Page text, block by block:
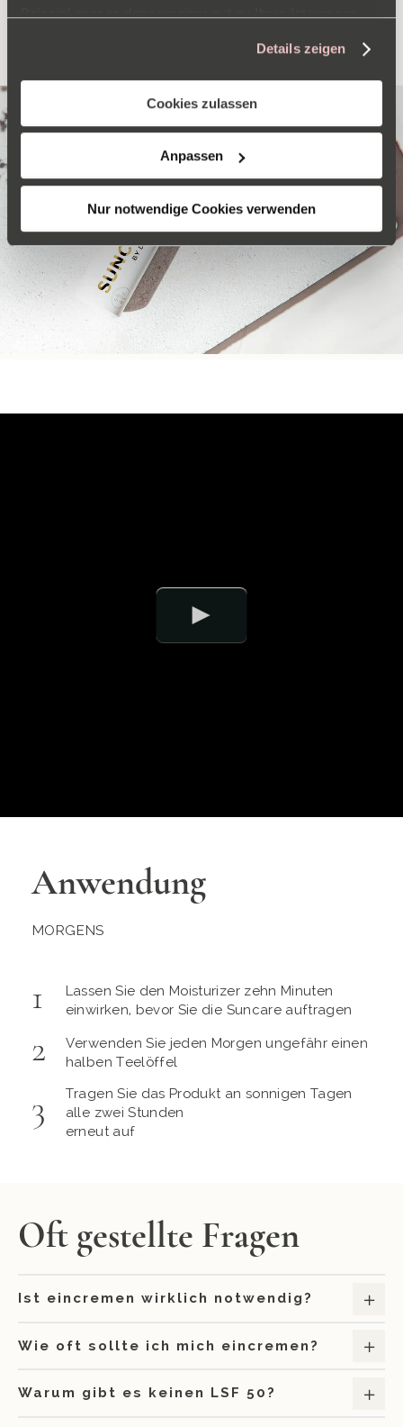
Verarbeitungszwecken und Ihren Rechten finden Sie in
Datenschutzerklärung. Hier können Sie auch
die Auswahl jederzeit ändern.
Details zeigen
Cookies zulassen
Anpassen
Nur notwendige Cookies verwenden
Anwendung
MORGENS
Lassen Sie den Moisturizer zehn Minuten
einwirken, bevor Sie die Suncare auftragen
Verwenden Sie jeden Morgen ungefähr einen
halben Teelöffel
Tragen Sie das Produkt an sonnigen Tagen
alle zwei Stunden
erneut auf
Oft gestellte Fragen
Ist eincremen wirklich notwendig?
Wie oft sollte ich mich eincremen?
Warum gibt es keinen LSF 50?